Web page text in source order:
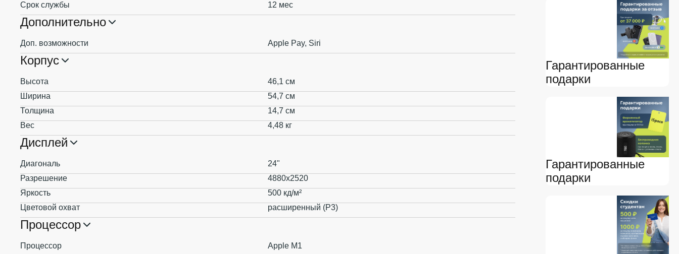
Гарантированные
подарки
Гарантированные
подарки
Срок службы 12 мес
Дополнительно
Доп. возможности Apple Pay, Siri
Корпус
Высота
46,1 см
Ширина
54,7 см
Толщина
14,7 см
Вес
4,48 кг
Дисплей
Диагональ
24"
Разрешение
4880x2520
Яркость
500 кд/м²
Цветовой охват
расширенный (P3)
Процессор
Процессор
Apple M1